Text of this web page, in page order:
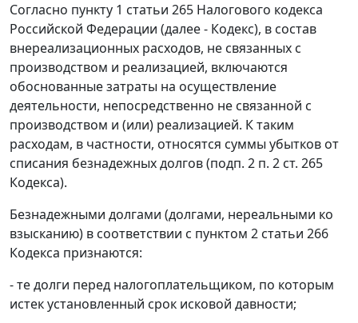
Согласно пункту 1 статьи 265 Налогового кодекса
Российской Федерации (далее - Кодекс), в состав
внереализационных расходов, не связанных с
производством и реализацией, включаются
обоснованные затраты на осуществление
деятельности, непосредственно не связанной с
производством и (или) реализацией. К таким
расходам, в частности, относятся суммы убытков от
списания безнадежных долгов (подп. 2 п. 2 ст. 265
Кодекса).
Безнадежными долгами (долгами, нереальными ко
взысканию) в соответствии с пунктом 2 статьи 266
Кодекса признаются:
- те долги перед налогоплательщиком, по которым
истек установленный срок исковой давности;